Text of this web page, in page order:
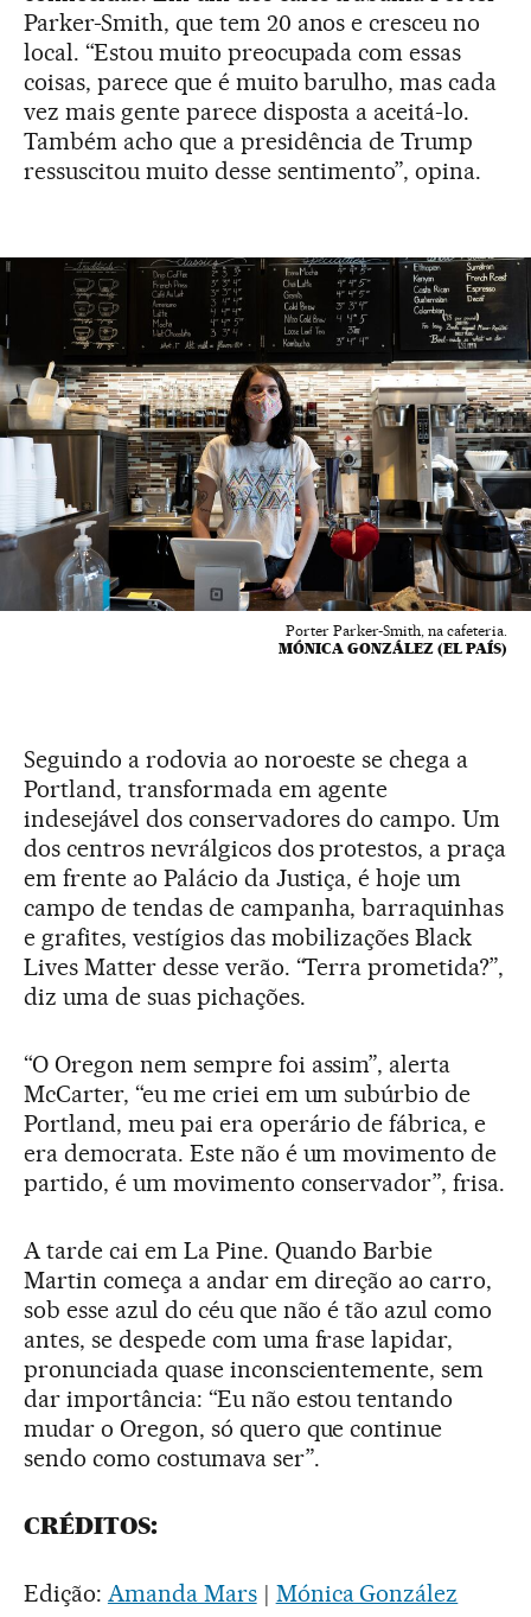
Parker-Smith, que tem 20 anos e cresceu no
local. “Estou muito preocupada com essas
coisas, parece que é muito barulho, mas cada
vez mais gente parece disposta a aceitá-lo.
Também acho que a presidência de Trump
ressuscitou muito desse sentimento”, opina.
Porter Parker-Smith, na cafeteria.
MÓNICA GONZÁLEZ (EL PAÍS)
Seguindo a rodovia ao noroeste se chega a
Portland, transformada em agente
indesejável dos conservadores do campo. Um
dos centros nevrálgicos dos protestos, a praça
em frente ao Palácio da Justiça, é hoje um
campo de tendas de campanha, barraquinhas
e grafites, vestígios das mobilizações Black
Lives Matter desse verão. “Terra prometida?”,
diz uma de suas pichações.
“O Oregon nem sempre foi assim”, alerta
McCarter, “eu me criei em um subúrbio de
Portland, meu pai era operário de fábrica, e
era democrata. Este não é um movimento de
partido, é um movimento conservador”, frisa.
A tarde cai em La Pine. Quando Barbie
Martin começa a andar em direção ao carro,
sob esse azul do céu que não é tão azul como
antes, se despede com uma frase lapidar,
pronunciada quase inconscientemente, sem
dar importância: “Eu não estou tentando
mudar o Oregon, só quero que continue
sendo como costumava ser”.
CRÉDITOS:
Edição: Amanda Mars| Mónica González